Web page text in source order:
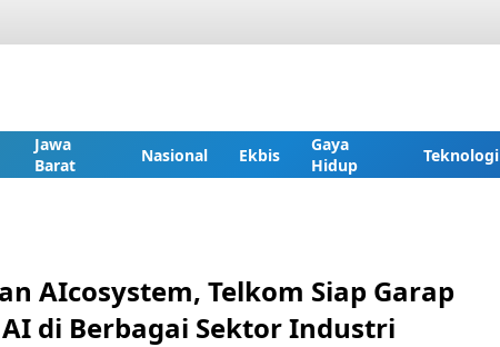
Jawa
Barat
Nasional Ekbis
Gaya
Hidup
Teknologi
AIcosystem, Telkom Siap Garap
di Berbagai Sektor Industri